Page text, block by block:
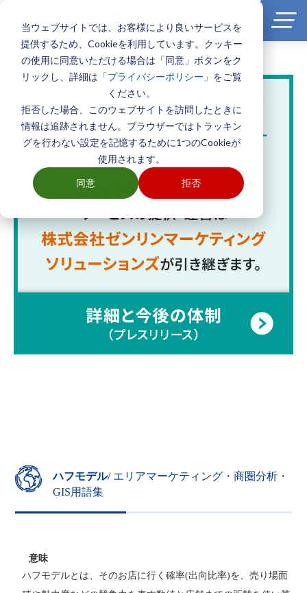
当ウェブサイトでは、お客様により良いサービスを
提供するため、Cookieを利用しています。クッキー
の使用に同意いただける場合は「同意」ボタンをク
リックし、詳細は 「プライバシーポリシー」 をご覧
ください。
拒否した場合、このウェブサイトを訪問したときに
情報は追跡されません。ブラウザーではトラッキン
グを行わない設定を記憶するために1つのCookieが
使用されます。
同意 拒否
ホーム> ハフモデル
ハフモデル/ エリアマーケティング・商圏分析・
GIS用語集
意味
ハフモデルとは、そのお店に行く確率(出向比率)を、売り場面